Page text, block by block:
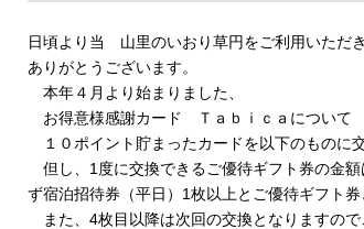
日頃より当 山里のいおり草円をご利用いただ
ありがとうございます。
本年４月より始まりました、
お得意様感謝カード Ｔａｂｉｃａについて
１０ポイント貯まったカードを以下のものに交
但し、1度に交換できるご優待ギフト券の金額
ず宿泊招待券（平日）1枚以上とご優待ギフト券
また、4枚目以降は次回の交換となりますので